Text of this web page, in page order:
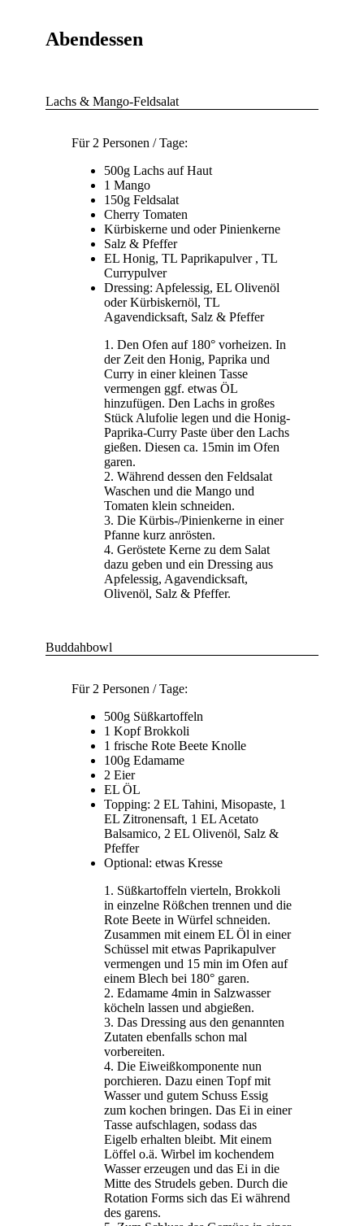
Abendessen
Lachs & Mango-Feldsalat
Für 2 Personen / Tage:
500g Lachs auf Haut
1 Mango
150g Feldsalat
Cherry Tomaten
Kürbiskerne und oder Pinienkerne
Salz & Pfeffer
EL Honig, TL Paprikapulver , TL
Currypulver
Dressing: Apfelessig, EL Olivenöl
oder Kürbiskernöl, TL
Agavendicksaft, Salz & Pfeffer
Den Ofen auf 180° vorheizen. In
der Zeit den Honig, Paprika und
Curry in einer kleinen Tasse
vermengen ggf. etwas ÖL
hinzufügen. Den Lachs in großes
Stück Alufolie legen und die Honig-
Paprika-Curry Paste über den Lachs
gießen. Diesen ca. 15min im Ofen
garen.
Während dessen den Feldsalat
Waschen und die Mango und
Tomaten klein schneiden.
Die Kürbis-/Pinienkerne in einer
Pfanne kurz anrösten.
Geröstete Kerne zu dem Salat
dazu geben und ein Dressing aus
Apfelessig, Agavendicksaft,
Olivenöl, Salz & Pfeffer.
Buddahbowl
Für 2 Personen / Tage:
500g Süßkartoffeln
1 Kopf Brokkoli
1 frische Rote Beete Knolle
100g Edamame
2 Eier
EL ÖL
Topping: 2 EL Tahini, Misopaste, 1
EL Zitronensaft, 1 EL Acetato
Balsamico, 2 EL Olivenöl, Salz &
Pfeffer
Optional: etwas Kresse
Süßkartoffeln vierteln, Brokkoli
in einzelne Rößchen trennen und die
Rote Beete in Würfel schneiden.
Zusammen mit einem EL Öl in einer
Schüssel mit etwas Paprikapulver
vermengen und 15 min im Ofen auf
einem Blech bei 180° garen.
Edamame 4min in Salzwasser
köcheln lassen und abgießen.
Das Dressing aus den genannten
Zutaten ebenfalls schon mal
vorbereiten.
Die Eiweißkomponente nun
porchieren. Dazu einen Topf mit
Wasser und gutem Schuss Essig
zum kochen bringen. Das Ei in einer
Tasse aufschlagen, sodass das
Eigelb erhalten bleibt. Mit einem
Löffel o.ä. Wirbel im kochendem
Wasser erzeugen und das Ei in die
Mitte des Strudels geben. Durch die
Rotation Forms sich das Ei während
des garens.